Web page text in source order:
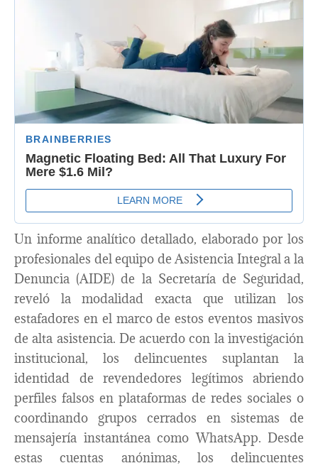
Un informe analítico detallado, elaborado por los
profesionales del equipo de Asistencia Integral a la
Denuncia (AIDE) de la Secretaría de Seguridad,
reveló la modalidad exacta que utilizan los
estafadores en el marco de estos eventos masivos
de alta asistencia. De acuerdo con la investigación
institucional, los delincuentes suplantan la
identidad de revendedores legítimos abriendo
perfiles falsos en plataformas de redes sociales o
coordinando grupos cerrados en sistemas de
mensajería instantánea como WhatsApp. Desde
estas cuentas anónimas, los delincuentes